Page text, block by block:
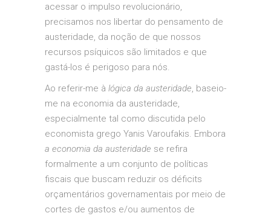
acessar o impulso revolucionário,
precisamos nos libertar do pensamento de
austeridade, da noção de que nossos
recursos psíquicos são limitados e que
gastá-los é perigoso para nós.
Ao referir-me à lógica da austeridade, baseio-
me na economia da austeridade,
especialmente tal como discutida pelo
economista grego Yanis Varoufakis. Embora
a economia da austeridade se refira
formalmente a um conjunto de políticas
fiscais que buscam reduzir os déficits
orçamentários governamentais por meio de
cortes de gastos e/ou aumentos de